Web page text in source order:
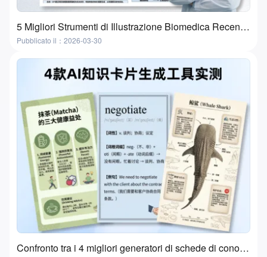
5 Migliori Strumenti di Illustrazione Biomedica Recensiti nel 2026 | Funzionalità, Casi d'Uso e Come Scegliere
Pubblicato il：2026-03-30
Confronto tra i 4 migliori generatori di schede di conoscenza AI | Flashcard e schede di studio